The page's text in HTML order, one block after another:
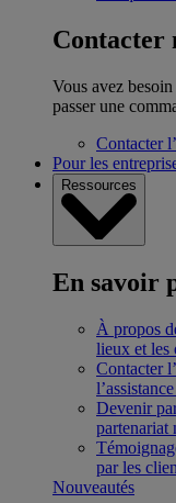
Contacter
Vous avez
passer une
Contacter
Pour les
Ressources
En savoir
À propos
lieux et les
Contacter
Devenir
partenariat
par les
Nouveautés